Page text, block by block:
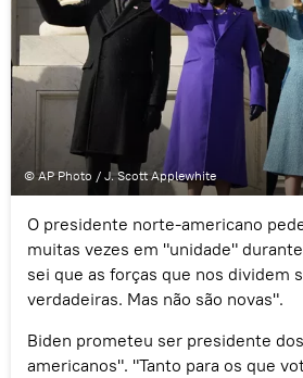
© AP Photo / J. Scott Applewhite
O presidente norte-americano
muitas vezes em "unidade"
sei que as forças que nos dividem
verdadeiras. Mas não são novas".
Biden prometeu ser presidente
americanos". "Tanto para os que